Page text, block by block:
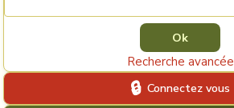
Recherche avancée
Connectez vous